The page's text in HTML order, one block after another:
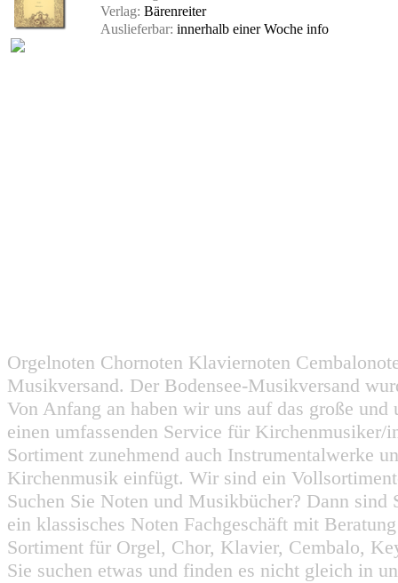
Verlag: Bärenreiter
Auslieferbar: innerhalb einer Woche info
Orgelnoten Chornoten Klaviernoten
Musikversand. Der Bodensee-Musikversand
Von Anfang an haben wir uns auf das große
einen umfassenden Service für
Sortiment zunehmend auch Instrumentalwerke
Kirchenmusik einfügt. Wir sind ein
Suchen Sie Noten und Musikbücher? Dann
ein klassisches Noten Fachgeschäft mit
Sortiment für Orgel, Chor, Klavier, Cembalo,
Sie suchen etwas und finden es nicht gleich in